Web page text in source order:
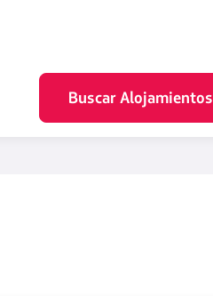
Buscar Alojamientos